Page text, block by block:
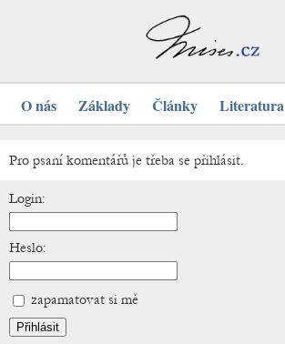
O nás Základy Články Literatura
Pro psaní komentářů je třeba se přihlásit.
Login:
Heslo:
zapamatovat si mě